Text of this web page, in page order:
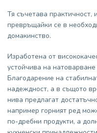
Тя съчетава
превръщайки се в
домакинство.
Изработена от
устойчива на
Благодарение на
надеждност, а в същото
нива предлагат
например горният ред
по-дребни продукти, а